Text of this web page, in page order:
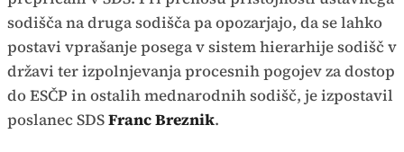
sodišča na druga sodišča pa opozarjajo, da se lahko
postavi vprašanje posega v sistem hierarhije sodišč v
državi ter izpolnjevanja procesnih pogojev za dostop
do ESČP in ostalih mednarodnih sodišč, je izpostavil
poslanec SDSFranc Breznik.